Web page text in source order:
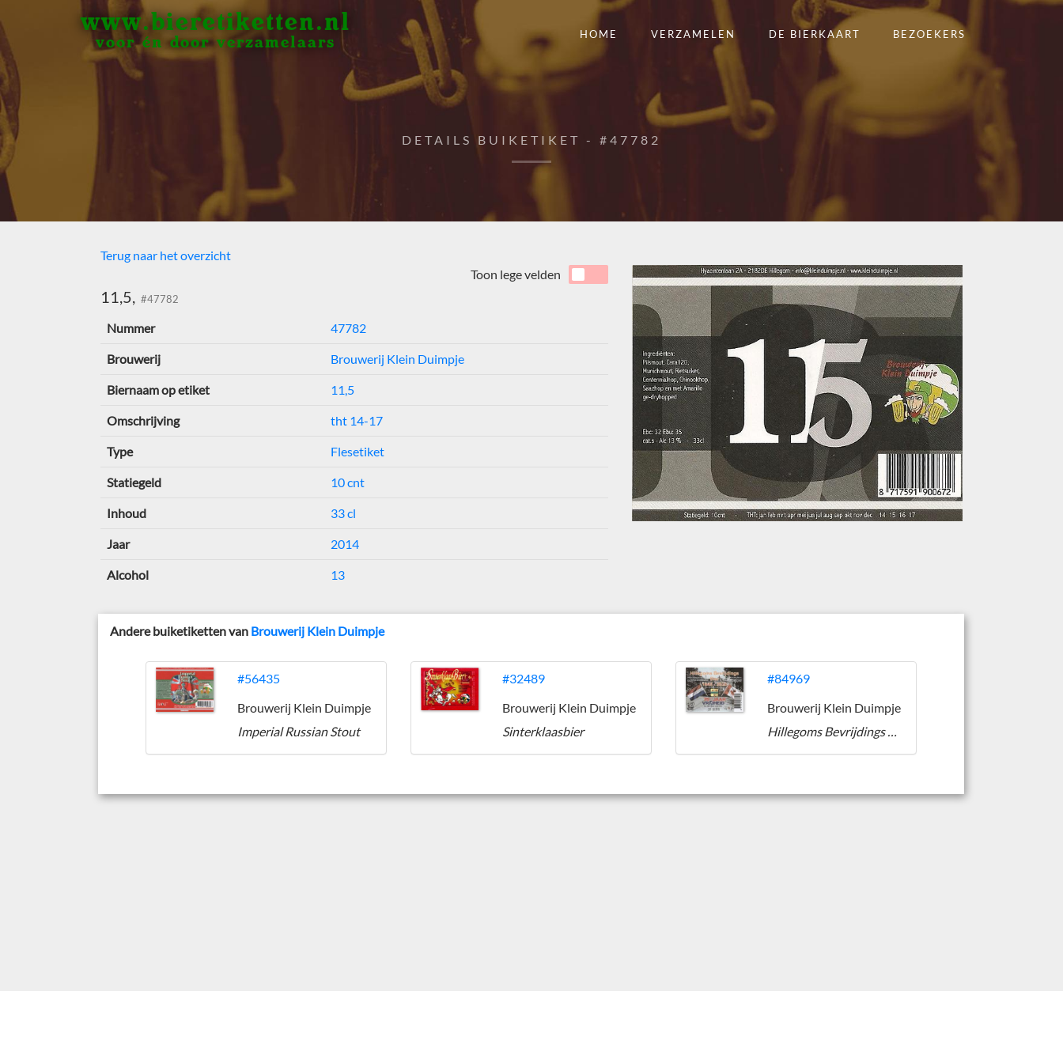
www.bieretiketten.nl
voor én door verzamelaars
HOME VERZAMELEN DE BIERKAART BEZOEKERS
DETAILS BUIKETIKET - #47782
Terug naar het overzicht
11,5, #47782
Toon lege velden
Nummer 47782
Brouwerij Brouwerij Klein Duimpje
Biernaam op etiket 11,5
Omschrijving tht 14-17
Type Flesetiket
Statiegeld 10 cnt
Inhoud 33 cl
Jaar 2014
Alcohol 13
Andere buiketiketten van Brouwerij Klein Duimpje
#56435
Brouwerij Klein Duimpje
Imperial Russian Stout
#32489
Brouwerij Klein Duimpje
Sinterklaasbier
#84969
Brouwerij Klein Duimpje
Hillegoms Bevrijdings Bier 1945-2020